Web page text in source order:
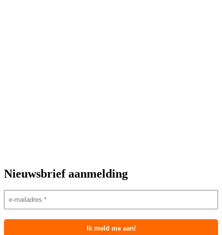
Nieuwsbrief aanmelding